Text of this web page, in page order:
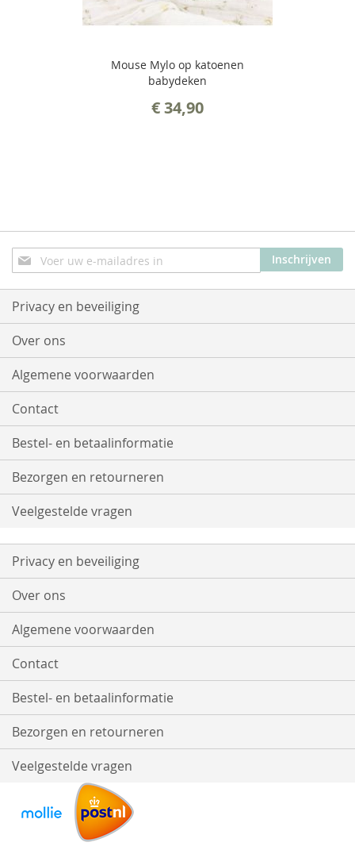
Mouse Mylo op katoenen
babydeken
€ 34,90
Abonneer
u
op
onze
nieuwsbrief
Inschrijven
Privacy en beveiliging
Over ons
Algemene voorwaarden
Contact
Bestel- en betaalinformatie
Bezorgen en retourneren
Veelgestelde vragen
Privacy en beveiliging
Over ons
Algemene voorwaarden
Contact
Bestel- en betaalinformatie
Bezorgen en retourneren
Veelgestelde vragen